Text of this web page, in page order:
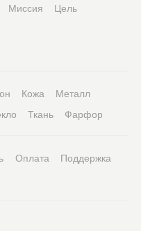
Миссия Цель
Кожа
Металл
Ткань Фарфор
Оплата
Поддержка